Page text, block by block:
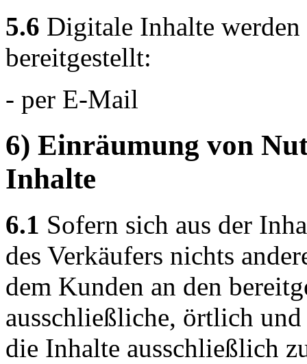
5.6 Digitale Inhalte
bereitgestellt:
- per E-Mail
6) Einräumung von
Inhalte
6.1 Sofern sich aus der
des Verkäufers nichts
dem Kunden an den
ausschließliche, örtlich
die Inhalte ausschließlich